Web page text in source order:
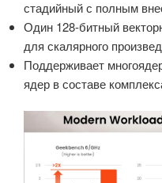
стадийный с полным
Один 128-битный
для скалярного
Поддерживает
ядер в составе